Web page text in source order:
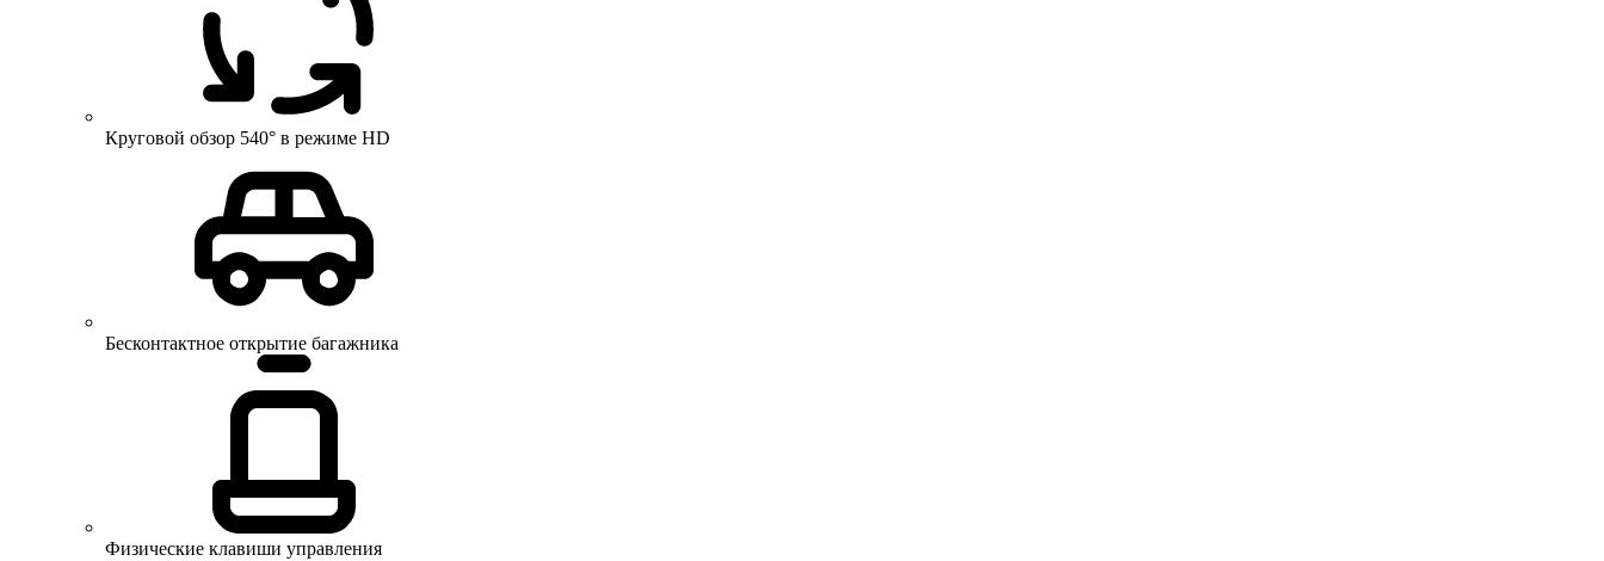
Круговой обзор 540° в режиме HD
Бесконтактное открытие багажника
Физические клавиши управления